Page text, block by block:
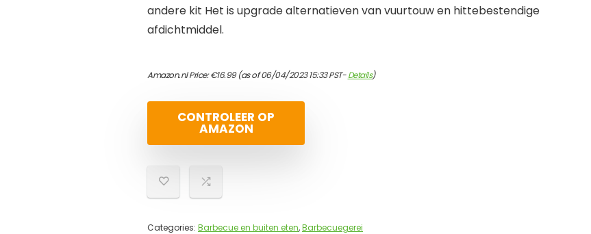
andere kit Het is upgrade alternatieven van vuurtouw en hittebestendige
afdichtmiddel.
Amazon.nl Price:€16.99(as of 06/04/2023 15:33 PST-Details)
CONTROLEER OP
AMAZON
Categories: Barbecue en buiten eten,Barbecuegerei